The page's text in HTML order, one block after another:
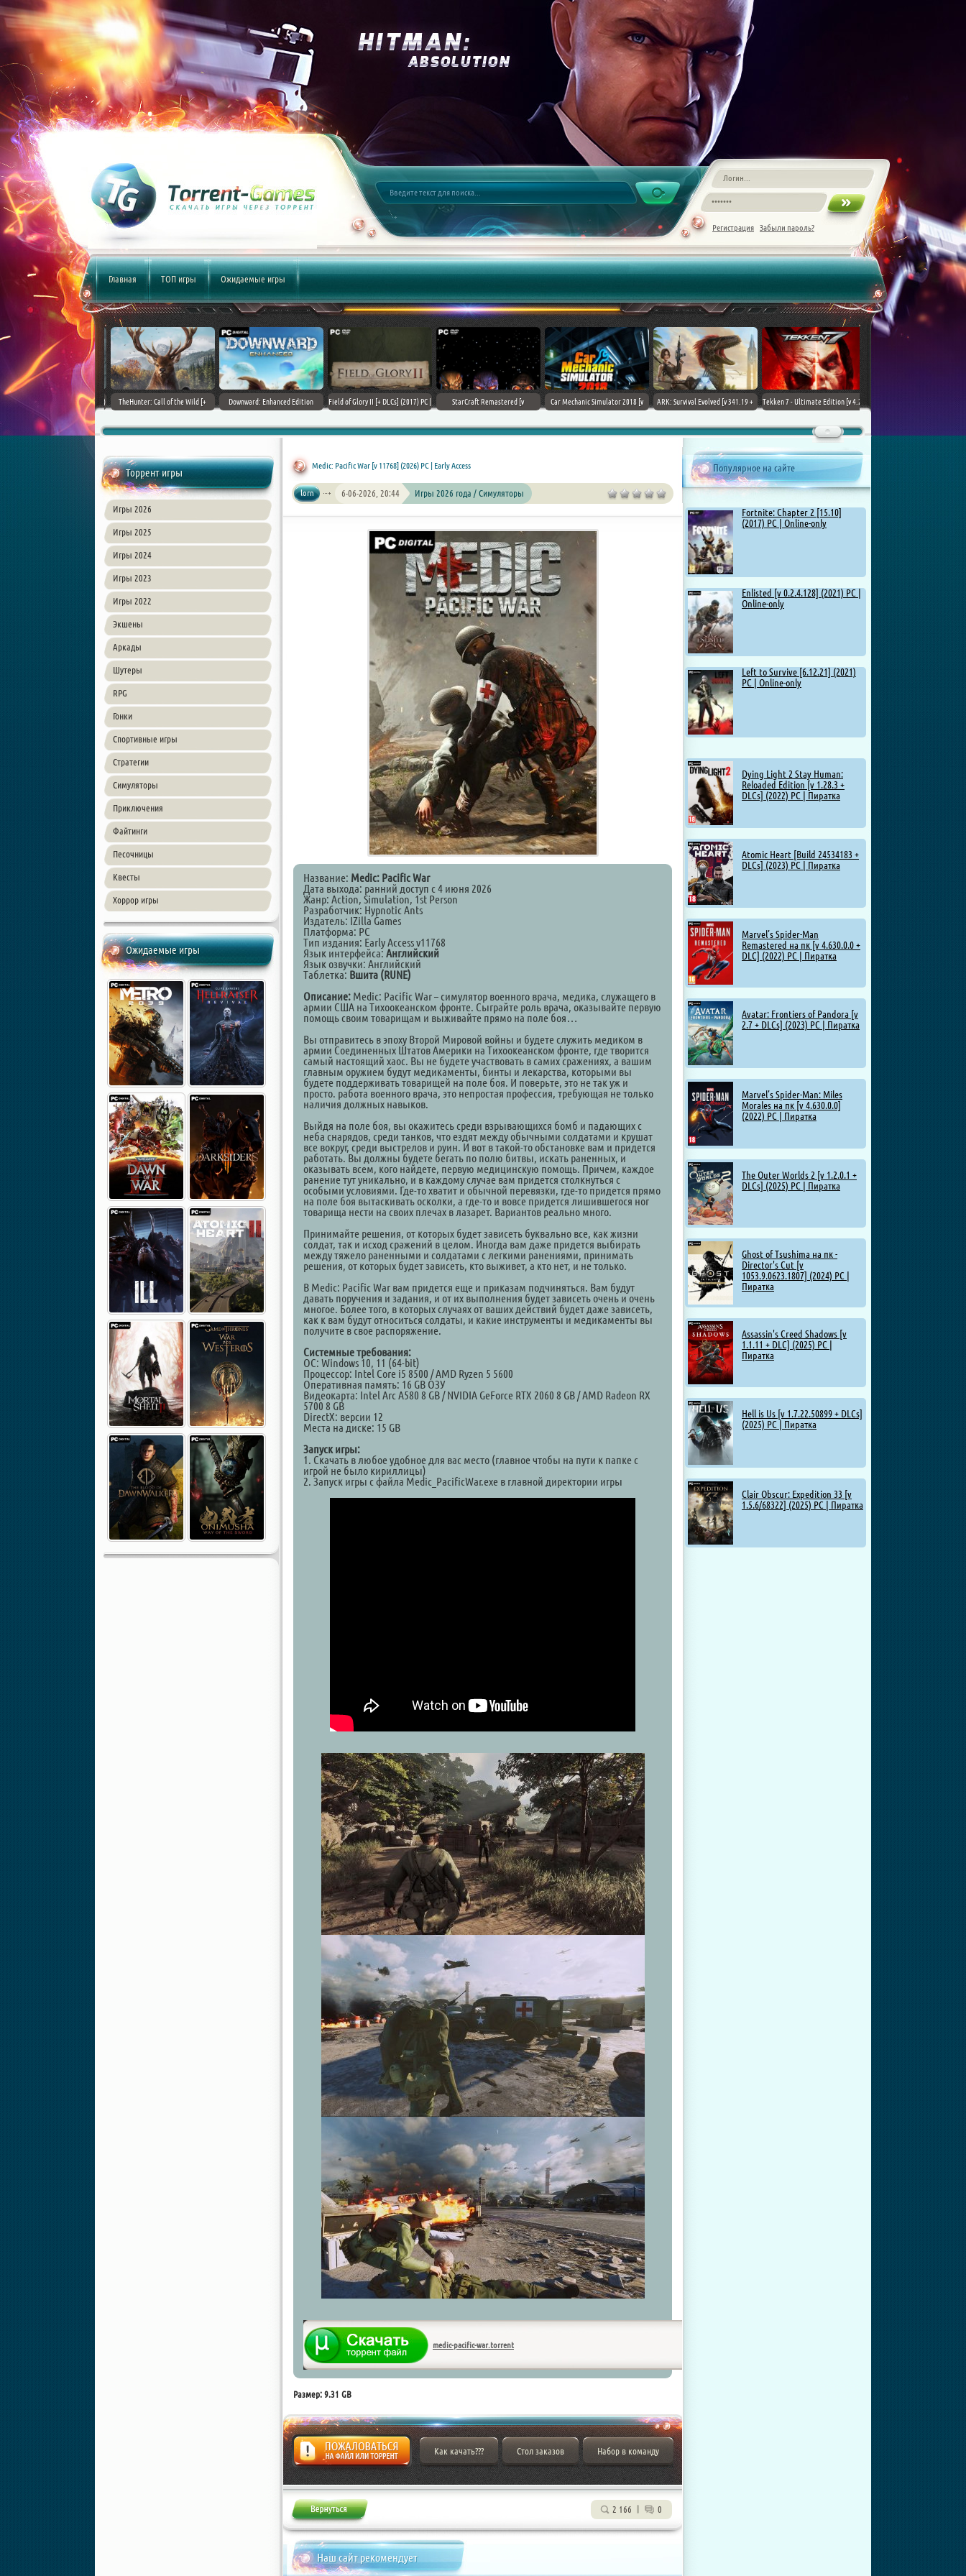
Регистрация Забыли пароль?
Главная ТОП игры Ожидаемые игры
World [v 1.11.4 + DLCs] (2017)
PC | Лицензия
TheHunter: Call of the Wild [+
Downward: Enhanced Edition
Field of Glory II [+ DLCs] (2017) PC |
StarCraft Remastered [v
Car Mechanic Simulator 2018 [v
ARK: Survival Evolved [v 341.19 +
Tekken 7 - Ultimate Edition [v 4.22
Chovka
Торрент игры
Игры 2026
Игры 2025
Игры 2024
Игры 2023
Игры 2022
Экшены
Аркады
Шутеры
RPG
Гонки
Спортивные игры
Стратегии
Симуляторы
Приключения
Файтинги
Песочницы
Квесты
Хоррор игры
Ожидаемые игры
Популярное на сайте
Fortnite: Chapter 2 [15.10]
(2017) PC | Online-only
Enlisted [v 0.2.4.128] (2021) PC |
Online-only
Left to Survive [6.12.21] (2021)
PC | Online-only
Dying Light 2 Stay Human:
Reloaded Edition [v 1.28.3 +
DLCs] (2022) PC | Пиратка
Atomic Heart [Build 24534183 +
DLCs] (2023) PC | Пиратка
Marvel’s Spider-Man
Remastered на пк [v 4.630.0.0 +
DLC] (2022) PC | Пиратка
Avatar: Frontiers of Pandora [v
2.7 + DLCs] (2023) PC | Пиратка
Marvel’s Spider-Man: Miles
Morales на пк [v 4.630.0.0]
(2022) PC | Пиратка
The Outer Worlds 2 [v 1.2.0.1 +
DLCs] (2025) PC | Пиратка
Ghost of Tsushima на пк -
Director's Cut [v
1053.9.0623.1807] (2024) PC |
Пиратка
Assassin's Creed Shadows [v
1.1.11 + DLC] (2025) PC |
Пиратка
Hell is Us [v 1.7.22.50899 + DLCs]
(2025) PC | Пиратка
Clair Obscur: Expedition 33 [v
1.5.6/68322] (2025) PC | Пиратка
Medic: Pacific War [v 11768] (2026) PC | Early Access
lorn 6-06-2026, 20:44 Игры 2026 года / Симуляторы
Название: Medic: Pacific War
Дата выхода: ранний доступ с 4 июня 2026
Жанр: Action, Simulation, 1st Person
Разработчик: Hypnotic Ants
Издатель: IZilla Games
Платформа: PC
Тип издания: Early Access v11768
Язык интерфейса: Английский
Язык озвучки: Английский
Таблетка: Вшита (RUNE)
Описание: Medic: Pacific War – симулятор военного врача, медика, служащего в
армии США на Тихоокеанском фронте. Сыграйте роль врача, оказывайте первую
помощь своим товарищам и выживайте прямо на поле боя…
Вы отправитесь в эпоху Второй Мировой войны и будете служить медиком в
армии Соединенных Штатов Америки на Тихоокеанском фронте, где творится
самый настоящий хаос. Вы не будете участвовать в самих сражениях, а вашим
главным оружием будут медикаменты, бинты и лекарства, которыми вы
будете поддерживать товарищей на поле боя. И поверьте, это не так уж и
просто. работа военного врача, это непростая профессия, требующая не только
наличия должных навыков.
Выйдя на поле боя, вы окажитесь среди взрывающихся бомб и падающих с
неба снарядов, среди танков, что ездят между обычными солдатами и крушат
все вокруг, среди выстрелов и руин. И вот в такой-то обстановке вам и придется
работать. Вы должны будете бегать по полю битвы, искать раненных, и
оказывать всем, кого найдете, первую медицинскую помощь. Причем, каждое
ранение тут уникально, и в каждому случае вам придется столкнуться с
особыми условиями. Где-то хватит и обычной перевязки, где-то придется прямо
на поле боя вытаскивать осколки, а где-то и вовсе придется лишившегося ног
товарища нести на своих плечах в лазарет. Вариантов реально много.
Принимайте решения, от которых будет зависеть буквально все, как жизни
солдат, так и исход сражений в целом. Иногда вам даже придется выбирать
между тяжело раненными и солдатами с легкими ранениями, принимать
решения, от которых будет зависеть, кто выживет, а кто нет, и не только.
В Medic: Pacific War вам придется еще и приказам подчиняться. Вам будут
давать поручения и задания, и от их выполнения будет зависеть очень и очень
многое. Более того, в которых случаях от ваших действий будет даже зависеть,
как к вам будут относиться солдаты, и какие инструменты и медикаменты вы
получите в свое распоряжение.
Системные требования:
ОС: Windows 10, 11 (64-bit)
Процессор: Intel Core i5 8500 / AMD Ryzen 5 5600
Оперативная память: 16 GB ОЗУ
Видеокарта: Intel Arc A580 8 GB / NVIDIA GeForce RTX 2060 8 GB / AMD Radeon RX
5700 8 GB
DirectX: версии 12
Места на диске: 15 GB
Запуск игры:
1. Скачать в любое удобное для вас место (главное чтобы на пути к папке с
игрой не было кириллицы)
2. Запуск игры с файла Medic_PacificWar.exe в главной директории игры
medic-pacific-war.torrent
Размер: 9.31 GB
Жалоба
Как качать??? Стол заказов Набор в команду
2 166 0
Наш сайт рекомендует